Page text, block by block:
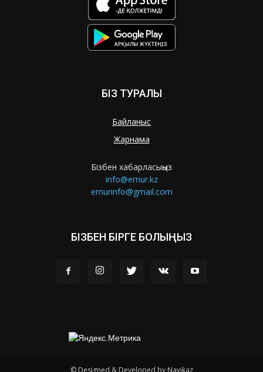
БІЗ ТУРАЛЫ
Байланыс
Жарнама
Бізбен хабарласыңыз
info@ernur.kz
ernurinfo@gmail.com
БІЗБЕН БІРГЕ БОЛЫҢЫЗ
© Designed & Developed by Navikaz